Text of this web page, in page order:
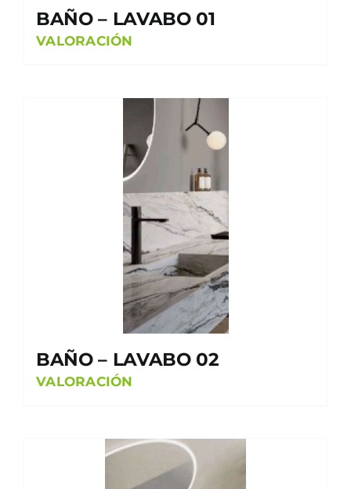
BAÑO – LAVABO 01
VALORACIÓN
BAÑO – LAVABO 02
VALORACIÓN